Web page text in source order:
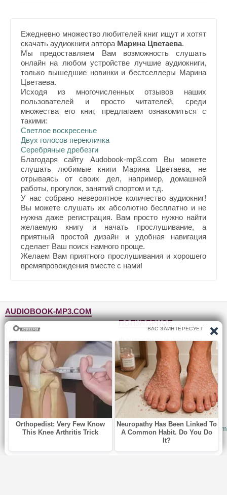
Ежедневно множество любителей книг ищут и хотят
скачать аудиокниги автора Марина Цветаева.
Мы предоставляем Вам возможность слушать
онлайн на любом устройстве лучшие аудиокниги,
только вышедшие новинки и бестселлеры Марина
Цветаева.
Исходя из многочисленных отзывов наших
пользователей и просто читателей, среди
множества его книг, предлагаем ознакомиться с
такими:
Светлое воскресенье
Двух голосов перекличка
Серебряные дребезги
Благодаря сайту Audobook-mp3.com Вы можете
слушать любимые книги Марина Цветаева, не
отрываясь от своих дел, например, домашней
работы, прогулок, занятий спортом и т.д.
У нас собрано невероятное количество аудиокниг!
Вы можете слушать их абсолютно бесплатно и не
нужна даже регистрация. Вам просто нужно найти
желаемую книгу и начать прослушивание, а
приятный простой дизайн и удобная навигация
сделает Ваш поиск намного проще.
Желаем Вам приятного прослушивания и хорошего
времяпровождения вместе с нами!
AUDIOBOOK-MP3.COM
Главная
Жанры
Топ-100
Авторы
Исполнители
Обратная связь
ПОПУЛЯРНОЕ
Фантастика и фэнтези
Детективы, триллеры
Для детей
Роман, проза
Приключения
Юмор, сатира
© 2010-2026Audiobook-mp3.com